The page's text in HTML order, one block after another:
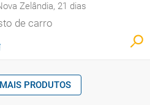
Zelândia, 21 dias
de carro
PRODUTOS